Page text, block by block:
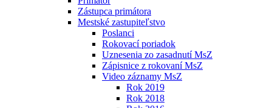
Zástupca primátora
Mestské zastupiteľstvo
Poslanci
Rokovací poriadok
Uznesenia zo zasadnutí MsZ
Zápisnice z rokovaní MsZ
Video záznamy MsZ
Rok 2019
Rok 2018